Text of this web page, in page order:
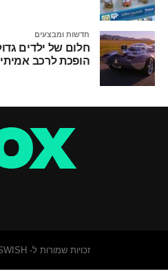
חדשות ומבצעים
הופכת לרכב אמיתי
זכויות שמורות ל- SWISH מבית oVerload